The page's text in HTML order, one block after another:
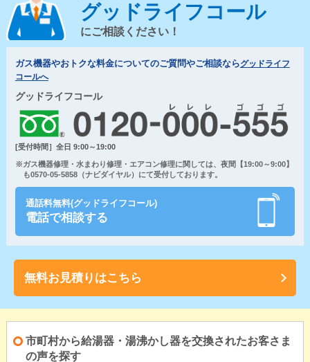
グッドライフコール
にご相談ください！
ガス機器やおトクな料金についてのご質問やご相談ならグッドライフ
コールへ
グッドライフコール
[受付時間］全日 9:00～19:00
※ガス機器修理・水まわり修理・エアコン修理に関しては、夜間【19:00～9:00】
も0570-05-5858（ナビダイヤル）にて受付しております。
通話料無料(グッドライフコール)
電話で相談する
無料お見積りはこちら
市町村から給湯器・湯沸かし器を交換されたお客さま
の声を探す